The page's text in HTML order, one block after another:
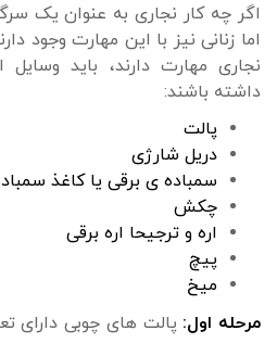
اگر چه کار نجاری به عنوان یک
اما زنانی نیز با این مهارت وجود
نجاری مهارت دارند، باید
داشته باشند:
پالت
دریل شارژی
سمباده ی برقی یا کاغذ
چکش
اره و ترجیحا اره برقی
پیچ
میخ
مرحله اول: پالت های چوبی دارای